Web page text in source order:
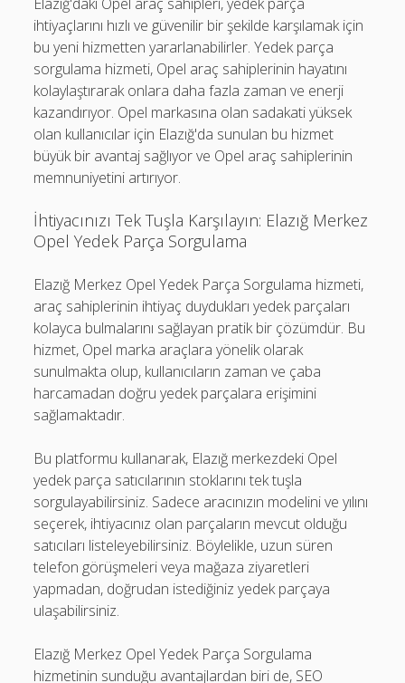
ihtiyaçlarını hızlı ve güvenilir bir şekilde karşılamak için
bu yeni hizmetten yararlanabilirler. Yedek parça
sorgulama hizmeti, Opel araç sahiplerinin hayatını
kolaylaştırarak onlara daha fazla zaman ve enerji
kazandırıyor. Opel markasına olan sadakati yüksek
olan kullanıcılar için Elazığ'da sunulan bu hizmet
büyük bir avantaj sağlıyor ve Opel araç sahiplerinin
memnuniyetini artırıyor.
İhtiyacınızı Tek Tuşla Karşılayın: Elazığ Merkez
Opel Yedek Parça Sorgulama
Elazığ Merkez Opel Yedek Parça Sorgulama hizmeti,
araç sahiplerinin ihtiyaç duydukları yedek parçaları
kolayca bulmalarını sağlayan pratik bir çözümdür. Bu
hizmet, Opel marka araçlara yönelik olarak
sunulmakta olup, kullanıcıların zaman ve çaba
harcamadan doğru yedek parçalara erişimini
sağlamaktadır.
Bu platformu kullanarak, Elazığ merkezdeki Opel
yedek parça satıcılarının stoklarını tek tuşla
sorgulayabilirsiniz. Sadece aracınızın modelini ve yılını
seçerek, ihtiyacınız olan parçaların mevcut olduğu
satıcıları listeleyebilirsiniz. Böylelikle, uzun süren
telefon görüşmeleri veya mağaza ziyaretleri
yapmadan, doğrudan istediğiniz yedek parçaya
ulaşabilirsiniz.
Elazığ Merkez Opel Yedek Parça Sorgulama
hizmetinin sunduğu avantajlardan biri de, SEO